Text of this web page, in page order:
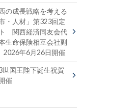
の成長戦略を考える
・人材」第323回定
関西経済同友会代
生命保険相互会社副
年6月26日開催
世国王陛下誕生祝賀
催